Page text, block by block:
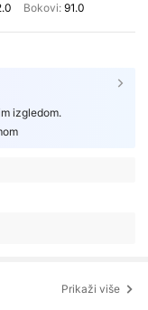
Bokovi: 91.0
izgledom.
Prikaži više